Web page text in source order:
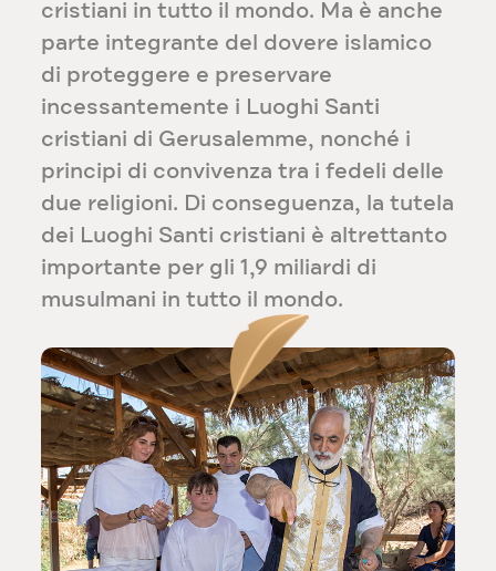
cristiani in tutto il mondo. Ma è anche
parte integrante del dovere islamico
di proteggere e preservare
incessantemente i Luoghi Santi
cristiani di Gerusalemme, nonché i
principi di convivenza tra i fedeli delle
due religioni. Di conseguenza, la tutela
dei Luoghi Santi cristiani è altrettanto
importante per gli 1,9 miliardi di
musulmani in tutto il mondo.